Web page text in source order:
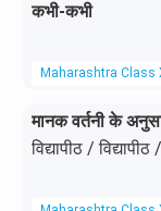
कभी-कभी
Maharashtra Class
मानक वर्तनी के
विद्यापीठ / विद्यापीठ